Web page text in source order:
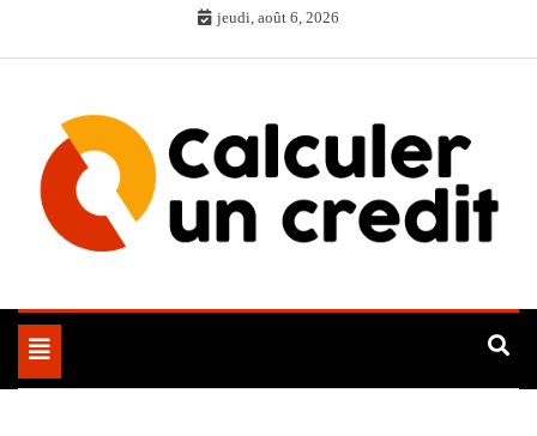
jeudi, août 6, 2026
Toggle
navigation